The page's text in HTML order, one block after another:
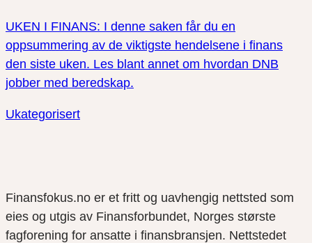
UKEN I FINANS: I denne saken får du en
oppsummering av de viktigste hendelsene i finans
den siste uken. Les blant annet om hvordan DNB
jobber med beredskap.
Ukategorisert
Finansfokus.no er et fritt og uavhengig nettsted som
eies og utgis av Finansforbundet, Norges største
fagforening for ansatte i finansbransjen. Nettstedet